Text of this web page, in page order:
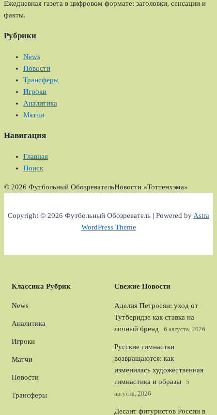
Ежедневная газета в цифровом формате: заголовки, сенсации и
факты.
Рубрики
News
Новости
Трансферы
Игроки
Аналитика
Матчи
Навигация
Главная
Поиск
© 2026 Футбольный ОбозревательНовости «Тоттенхэма»
Copyright © 2026 Футбольный Обозреватель | Powered byAstra
WordPress Theme
Классика Рубрик
News
Аналитика
Игроки
Матчи
Новости
Трансферы
Свежие Новости
Аделия Петросян: уход от
Тутберидзе как ставка на
личный бренд
6 августа, 2026
Русские гимнастки
возвращаются: как
изменилась художественная
гимнастика и образы
5
августа, 2026
Десант фигуристов России в